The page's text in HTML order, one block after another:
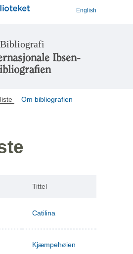
English
Bibliografi
Ibsen-
Om bibliografien
Tittel
Catilina
Kjæmpehøien